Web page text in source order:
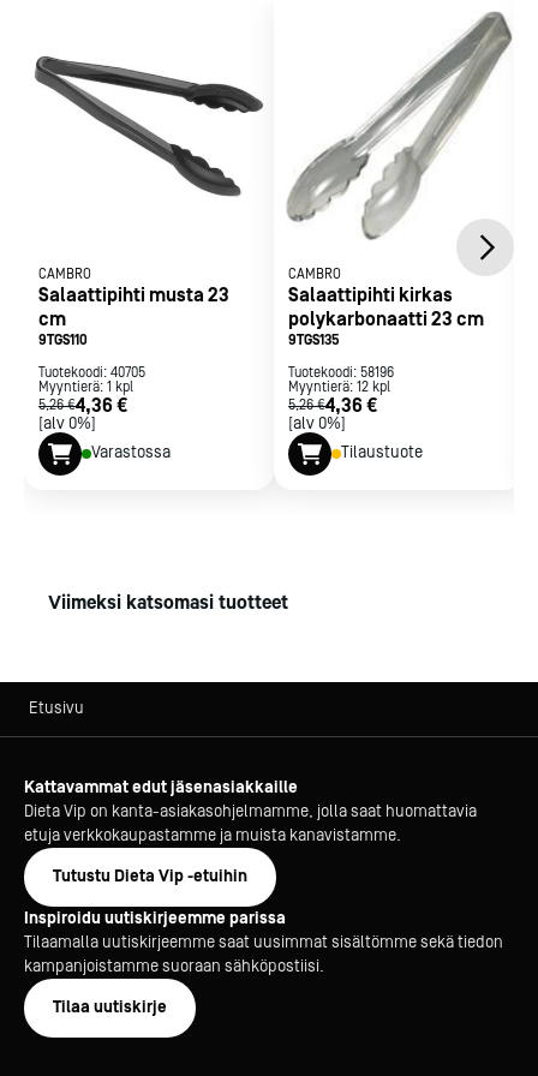
CAMBRO
Salaattipihti musta 23
cm
9TGS110
Tuotekoodi: 40705
Myyntierä: 1 kpl
5,26 €4,36 €
[alv 0%]
Varastossa
CAMBRO
Salaattipihti kirkas
polykarbonaatti 23 cm
9TGS135
Tuotekoodi: 58196
Myyntierä: 12 kpl
5,26 €4,36 €
[alv 0%]
Tilaustuote
Viimeksi katsomasi tuotteet
Etusivu
Kattavammat edut jäsenasiakkaille
Dieta Vip on kanta-asiakasohjelmamme, jolla saat huomattavia
etuja verkkokaupastamme ja muista kanavistamme.
Tutustu Dieta Vip -etuihin
Inspiroidu uutiskirjeemme parissa
Tilaamalla uutiskirjeemme saat uusimmat sisältömme sekä tiedon
kampanjoistamme suoraan sähköpostiisi.
Tilaa uutiskirje